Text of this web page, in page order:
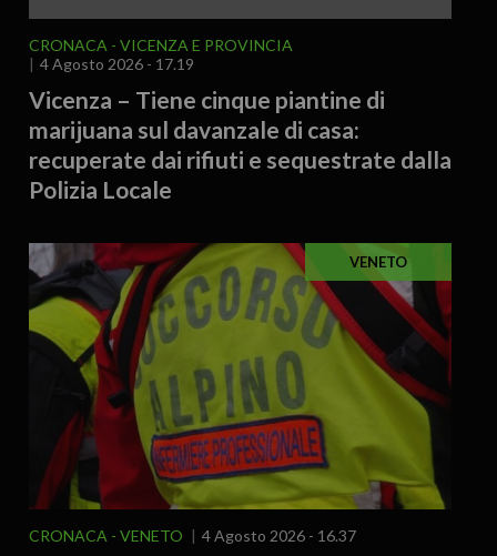
CRONACA
VICENZA E PROVINCIA
4 Agosto 2026 - 17.19
Vicenza – Tiene cinque piantine di
marijuana sul davanzale di casa:
recuperate dai rifiuti e sequestrate dalla
Polizia Locale
VENETO
CRONACA VENETO 4 Agosto 2026 - 16.37